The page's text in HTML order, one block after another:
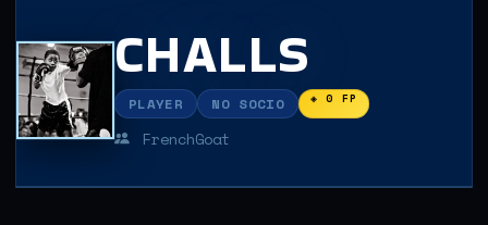
CHALLS
PLAYER NO SOCIO ◈ 0 FP
FrenchGoat